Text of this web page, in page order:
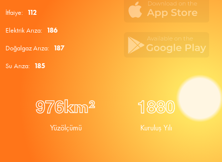
İtfaiye: 112
Elektrik Arıza: 186
Doğalgaz Arıza: 187
Su Arıza: 185
976km²
Yüzölçümü
1880
Kuruluş Yılı